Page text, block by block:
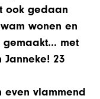
ook gedaan
wonen en
gemaakt… met
23
even vlammend